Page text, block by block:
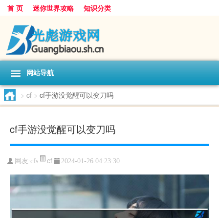
首 页 迷你世界攻略 知识分类
网站导航
> cf > cf手游没觉醒可以变刀吗
cf手游没觉醒可以变刀吗
网友:cfs cf 2024-01-26 04:23:30